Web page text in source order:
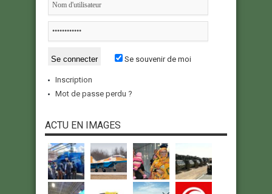
Se souvenir de moi
Inscription
Mot de passe perdu ?
ACTU EN IMAGES